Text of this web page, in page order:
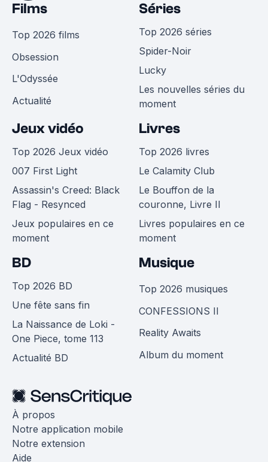
Films
Top 2026 films
Obsession
L'Odyssée
Actualité
Séries
Top 2026 séries
Spider-Noir
Lucky
Les nouvelles séries du
moment
Jeux vidéo
Top 2026 Jeux vidéo
007 First Light
Assassin's Creed: Black
Flag - Resynced
Jeux populaires en ce
moment
Livres
Top 2026 livres
Le Calamity Club
Le Bouffon de la
couronne, Livre II
Livres populaires en ce
moment
BD
Top 2026 BD
Une fête sans fin
La Naissance de Loki -
One Piece, tome 113
Actualité BD
Musique
Top 2026 musiques
CONFESSIONS II
Reality Awaits
Album du moment
À propos
Notre application mobile
Notre extension
Aide